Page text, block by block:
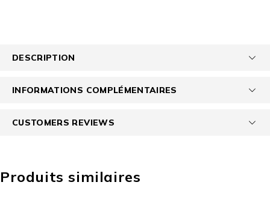
DESCRIPTION
INFORMATIONS COMPLÉMENTAIRES
CUSTOMERS REVIEWS
Produits similaires